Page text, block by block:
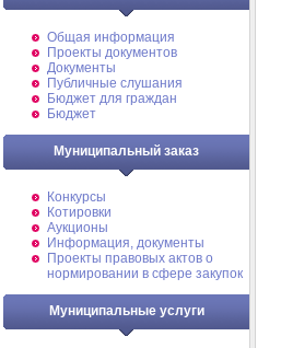
Общая информация
Проекты документов
Документы
Публичные слушания
Бюджет для граждан
Бюджет
Муниципальный заказ
Конкурсы
Котировки
Аукционы
Информация, документы
Проекты правовых актов о
нормировании в сфере закупок
Муниципальные услуги